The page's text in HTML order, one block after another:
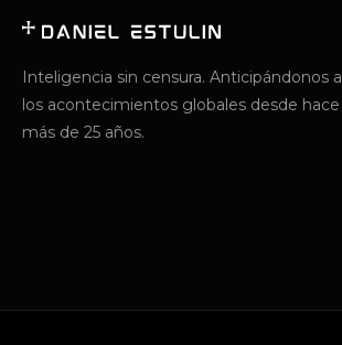
Inteligencia sin censura. Anticipándonos a
los acontecimientos globales desde hace
más de 25 años.